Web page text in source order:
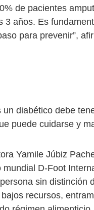
de pacientes
3 años. Es
para prevenir”,
un diabético debe
puede cuidarse y
Yamile Júbiz
D-Foot
sin distinción
recursos,